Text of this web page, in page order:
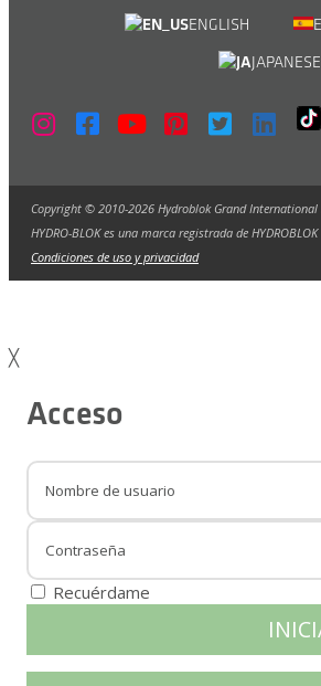
ENGLISH
JAPANESE
Copyright © 2010-2026 Hydroblok Grand International
HYDRO-BLOK es una marca registrada de
Condiciones de uso y privacidad
╳
Acceso
Recuérdame